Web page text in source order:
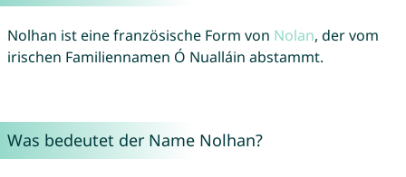
Nolhan ist eine französische Form von Nolan, der vom
irischen Familiennamen Ó Nualláin abstammt.
Was bedeutet der Name Nolhan?